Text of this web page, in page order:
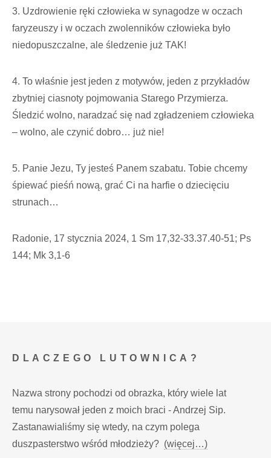
3. Uzdrowienie ręki człowieka w synagodze w oczach
faryzeuszy i w oczach zwolenników człowieka było
niedopuszczalne, ale śledzenie już TAK!
4. To właśnie jest jeden z motywów, jeden z przykładów
zbytniej ciasnoty pojmowania Starego Przymierza.
Śledzić wolno, naradzać się nad zgładzeniem człowieka
– wolno, ale czynić dobro… już nie!
5. Panie Jezu, Ty jesteś Panem szabatu. Tobie chcemy
śpiewać pieśń nową, grać Ci na harfie o dziecięciu
strunach…
Radonie, 17 stycznia 2024, 1 Sm 17,32-33.37.40-51; Ps
144; Mk 3,1-6
DLACZEGO LUTOWNICA?
Nazwa strony pochodzi od obrazka, który wiele lat
temu narysował jeden z moich braci - Andrzej Sip.
Zastanawialiśmy się wtedy, na czym polega
duszpasterstwo wśród młodzieży? (więcej…)